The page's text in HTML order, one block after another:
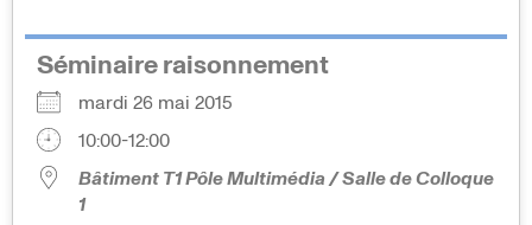
Séminaire raisonnement
mardi 26 mai 2015
10:00-12:00
Bâtiment T1 Pôle Multimédia / Salle de Colloque
1